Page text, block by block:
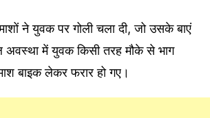
ने युवक पर गोली चला दी, जो उसके बाएं
अवस्था में युवक किसी तरह मौके से भाग
बाइक लेकर फरार हो गए।